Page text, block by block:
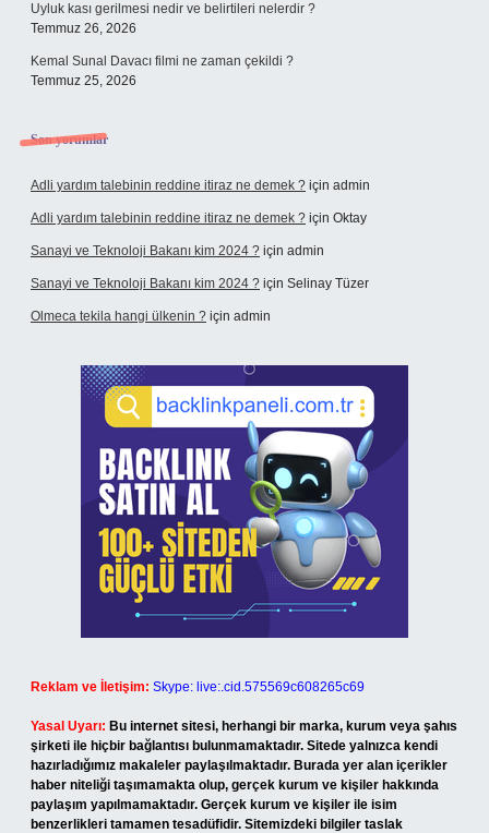
Uyluk kası gerilmesi nedir ve belirtileri nelerdir ?
Temmuz 26, 2026
Kemal Sunal Davacı filmi ne zaman çekildi ?
Temmuz 25, 2026
Son yorumlar
Adli yardım talebinin reddine itiraz ne demek ? için admin
Adli yardım talebinin reddine itiraz ne demek ? için Oktay
Sanayi ve Teknoloji Bakanı kim 2024 ? için admin
Sanayi ve Teknoloji Bakanı kim 2024 ? için Selinay Tüzer
Olmeca tekila hangi ülkenin ? için admin
Reklam ve İletişim: Skype: live:.cid.575569c608265c69
Yasal Uyarı: Bu internet sitesi, herhangi bir marka, kurum veya şahıs
şirketi ile hiçbir bağlantısı bulunmamaktadır. Sitede yalnızca kendi
hazırladığımız makaleler paylaşılmaktadır. Burada yer alan içerikler
haber niteliği taşımamakta olup, gerçek kurum ve kişiler hakkında
paylaşım yapılmamaktadır. Gerçek kurum ve kişiler ile isim
benzerlikleri tamamen tesadüfidir. Sitemizdeki bilgiler taslak